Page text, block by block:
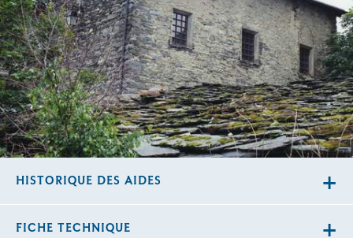
HISTORIQUE DES AIDES
FICHE TECHNIQUE